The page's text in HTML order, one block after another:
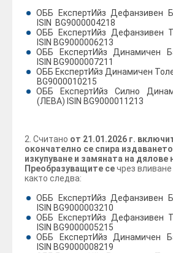
ОББ ЕкспертИйз Дефанзивен
ISIN BG9000004218
ОББ ЕкспертИйз Дефанзивен
ISIN BG9000006213
ОББ ЕкспертИйз Динамичен
ISIN BG9000007211
ОББ ЕкспертИйз Динамичен
BG9000010215
ОББ ЕкспертИйз Силно
(ЛЕВА) ISIN BG9000011213
2. Считано от 21.01.2026 г.
окончателно се спира
изкупуване и замяната на дялове
Преобразуващите сечрез
както следва:
ОББ ЕкспертИйз Дефанзивен
ISIN BG9000003210
ОББ ЕкспертИйз Дефанзивен
ISIN BG9000005215
ОББ ЕкспертИйз Динамичен
ISIN BG9000008219